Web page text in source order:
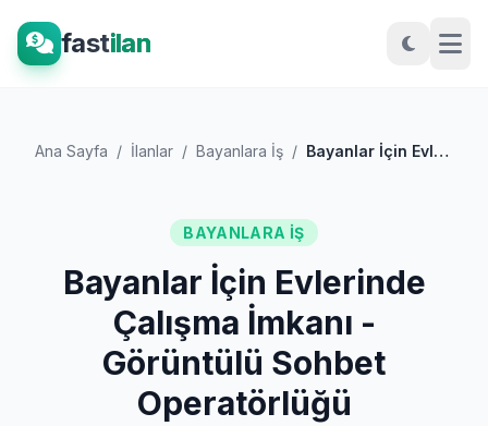
fastilan
Ana Sayfa / İlanlar / Bayanlara İş / Bayanlar İçin Evlerinde Çalışma İmkanı -...
BAYANLARA İŞ
Bayanlar İçin Evlerinde
Çalışma İmkanı -
Görüntülü Sohbet
Operatörlüğü